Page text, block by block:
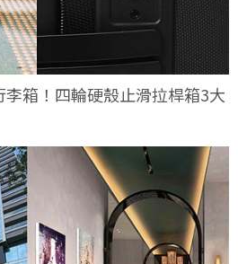
箱！四輪硬殼止滑拉桿箱3大